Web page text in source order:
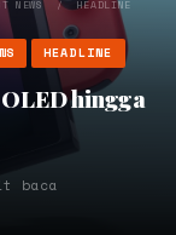
NEWS/ HEADLINE
HEADLINE
hingga
baca